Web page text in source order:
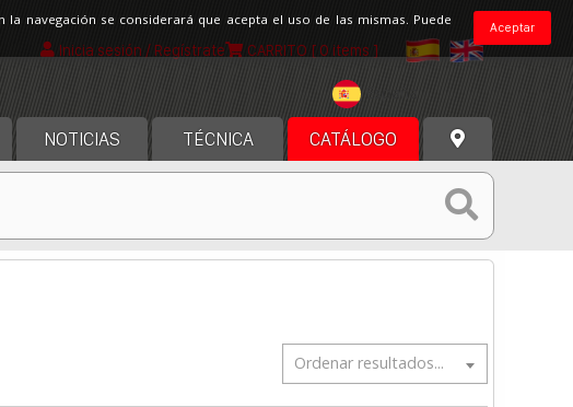
Inicia sesión / Regístrate CARRITO [ 0 items ]
NOTICIAS TÉCNICA CATÁLOGO
Ordenar resultados...
Aceptar
navegación se considerará que acepta el uso de las mismas. Puede